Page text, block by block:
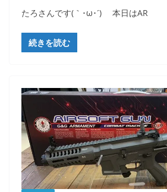
たろさんです(｀･ω･´)ゞ 本日はAR
続きを読む